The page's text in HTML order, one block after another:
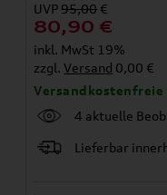
UVP95,00 €
80,90 €
inkl. MwSt 19%
zzgl.Versand 0,00 €
4 aktuelle
Lieferbar